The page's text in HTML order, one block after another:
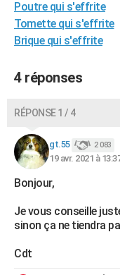
Poutre qui s'effrite
Tomette qui s'effrite
Brique qui s'effrite
4 réponses
RÉPONSE 1 / 4
gt.55 2 083
19 avr. 2021 à
Bonjour,
Je vous conseille
sinon ça ne tiendra
Cdt